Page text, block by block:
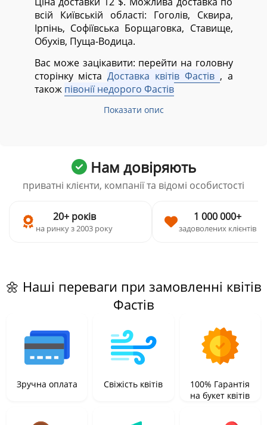
всій Київській області: Гоголів, Сквира,
Ірпінь, Софіївська Борщаговка, Ставище,
Обухів, Пуща-Водица.
Вас може зацікавити: перейти на головну
сторінку містаДоставка квітів Фастів , а
також півонії недорого Фастів
Показати опис
Нам довіряють
приватні клієнти, компанії та відомі особистості
20+ років
на ринку з 2003 року
1 000 000+
задоволених клієнтів
🌼 Наші переваги при замовленні квітів
Фастів
Зручна оплата Свіжість квітів
100% Гарантія
на букет квітів